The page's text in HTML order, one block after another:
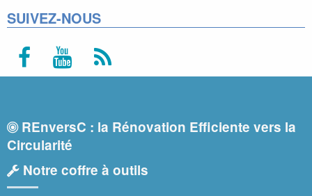
SUIVEZ-NOUS
REnversC : la Rénovation Efficiente vers la
Circularité
Notre coffre à outils